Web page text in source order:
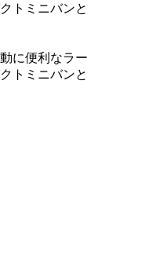
トミニバンと
に便利なラー
トミニバンと